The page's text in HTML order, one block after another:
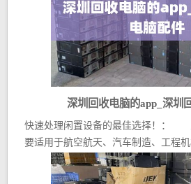
深圳回收电脑的app_深圳
快速处理闲置设备的最佳选择！：
要适用于航空航天、汽车制造、工程
领...